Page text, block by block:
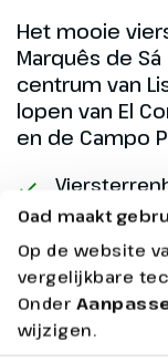
Oad maakt
Op de website
vergelijkbare
Onder
wijzigen.
Het mooie
Marquês de
centrum van
lopen van El
en de Campo
Ga naar